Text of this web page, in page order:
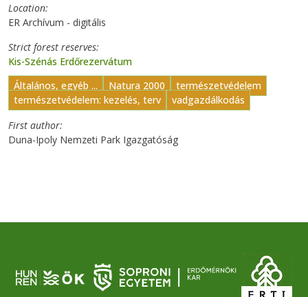
Location
ER Archívum - digitális
Strict forest reserves
Kis-Szénás Erdőrezervátum
Általános, egyéb ...
Natura 2000
természetvédelem
természetvédelem: kezelés, terv
vadgazdálkodás
First author
Duna-Ipoly Nemzeti Park Igazgatóság